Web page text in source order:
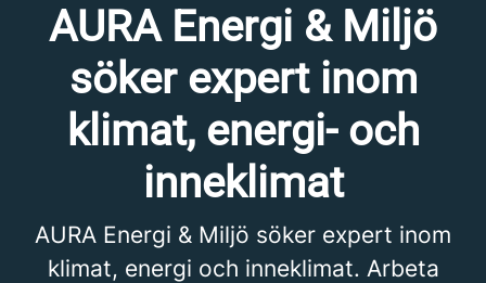
AURA Energi & Miljö
söker expert inom
klimat, energi- och
inneklimat
AURA Energi & Miljö söker expert inom
klimat, energi och inneklimat. Arbeta